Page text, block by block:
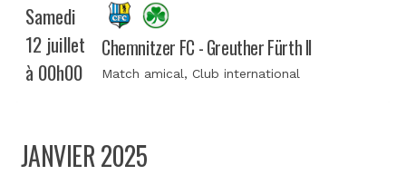
Samedi
12 juillet
à 00h00
Chemnitzer FC - Greuther Fürth II
Match amical, Club international
JANVIER 2025